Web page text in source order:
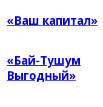
«Ваш капитал»
«Бай-Тушум
Выгодный»